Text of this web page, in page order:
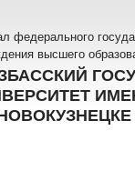
федерального
высшего